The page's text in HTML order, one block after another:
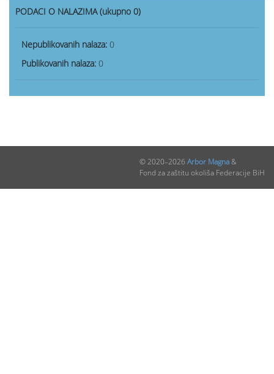
PODACI O NALAZIMA (ukupno 0)
Nepublikovanih nalaza: 0
Publikovanih nalaza: 0
© 2020–2026 Arbor Magna&
Fond za zaštitu okoliša Federacije BiH